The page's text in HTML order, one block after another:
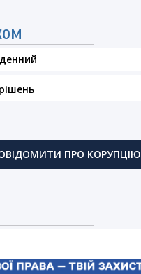
ПРО КОРУПЦІЮ